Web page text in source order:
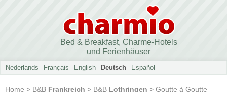
Bed & Breakfast, Charme-Hotels
und Ferienhäuser
Nederlands Français English Deutsch Español
Home > B&B Frankreich > B&B Lothringen > Goutte à Goutte